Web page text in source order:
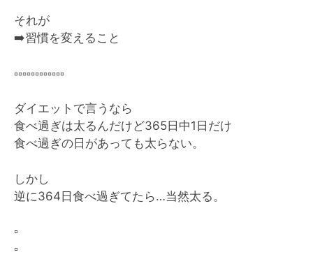
それが
➡️習慣を変えること
▫️▫️▫️▫️▫️▫️▫️▫️▫️▫️▫️▫️
ダイエットで言うなら
食べ過ぎは太るんだけど365日中1日だけ
食べ過ぎの日があっても太らない。
しかし
逆に364日食べ過ぎてたら…当然太る。
▫️
▫️